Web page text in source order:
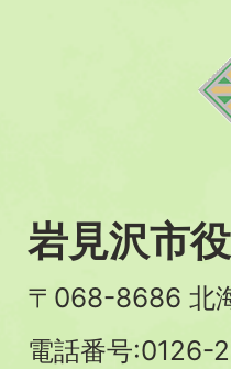
岩見沢市
〒068-8686 北
電話番号:0126-